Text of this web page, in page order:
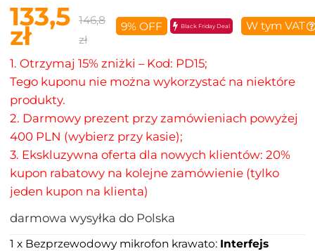
133,5
zł
146,8
zł
9% OFF Black Friday Deal W tym VAT
1. Otrzymaj 15% zniżki – Kod: PD15;
Tego kuponu nie można wykorzystać na niektóre
produkty.
2. Darmowy prezent przy zamówieniach powyżej
400 PLN (wybierz przy kasie);
3. Ekskluzywna oferta dla nowych klientów: 20%
kupon rabatowy na kolejne zamówienie (tylko
jeden kupon na klienta)
darmowa wysyłka do Polska
1 x Bezprzewodowy mikrofon krawato: Interfejs